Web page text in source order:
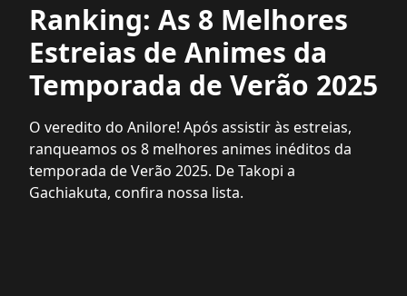
Ranking: As 8 Melhores
Estreias de Animes da
Temporada de Verão 2025
O veredito do Anilore! Após assistir às estreias,
ranqueamos os 8 melhores animes inéditos da
temporada de Verão 2025. De Takopi a
Gachiakuta, confira nossa lista.